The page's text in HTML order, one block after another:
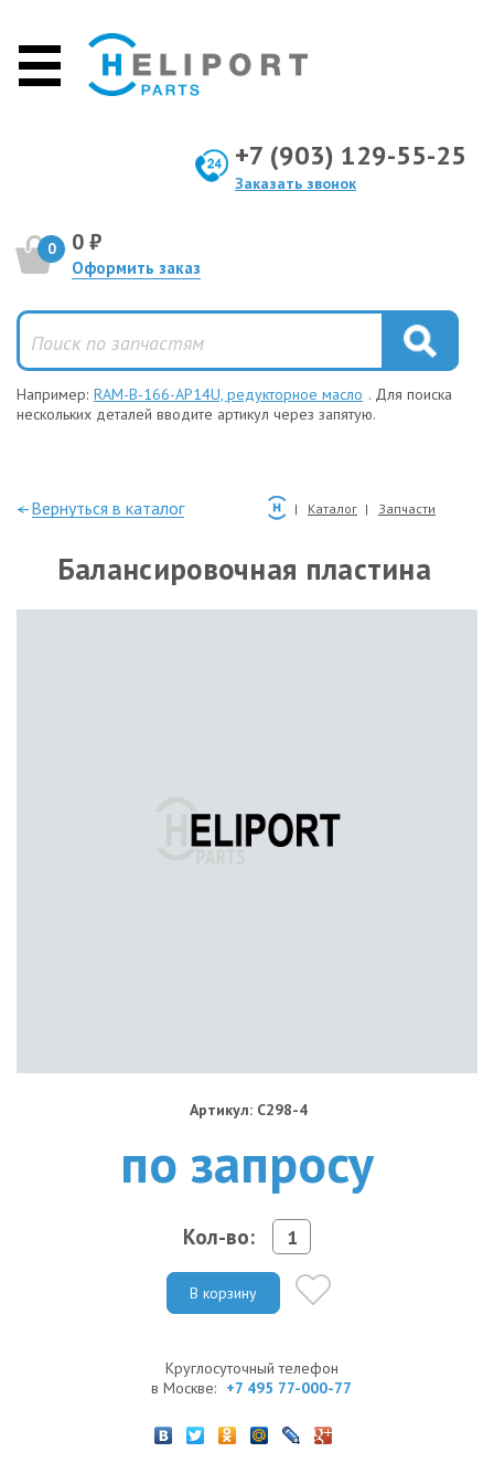
+7 (903) 129-55-25
Заказать звонок
0 0 ₽
Оформить заказ
Например: RAM-B-166-AP14U, редукторное масло . Для поиска
нескольких деталей вводите артикул через запятую.
—Вернуться в каталог Каталог Запчасти
Балансировочная пластина
Артикул: C298-4
по запросу
Кол-во:
В корзину
Круглосуточный телефон
в Москве: +7 495 77-000-77